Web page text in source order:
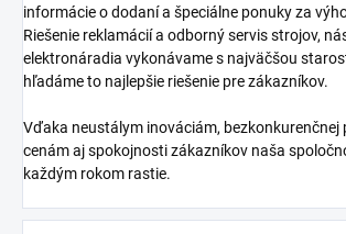
informácie o dodaní a špeciálne ponuky za
Riešenie reklamácií a odborný servis strojov,
elektronáradia vykonávame s najväčšou
hľadáme to najlepšie riešenie pre zákazníkov.
Vďaka neustálym inováciám, bezkonkurenčnej
cenám aj spokojnosti zákazníkov naša
každým rokom rastie.